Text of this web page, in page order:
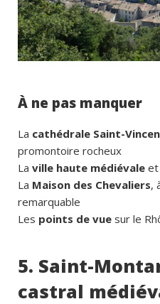
À ne pas manquer
La cathédrale Saint-
promontoire rocheux
La ville haute médiévale et
La Maison des Chevaliers,
remarquable
Les points de vue sur le
5. Saint-
castral